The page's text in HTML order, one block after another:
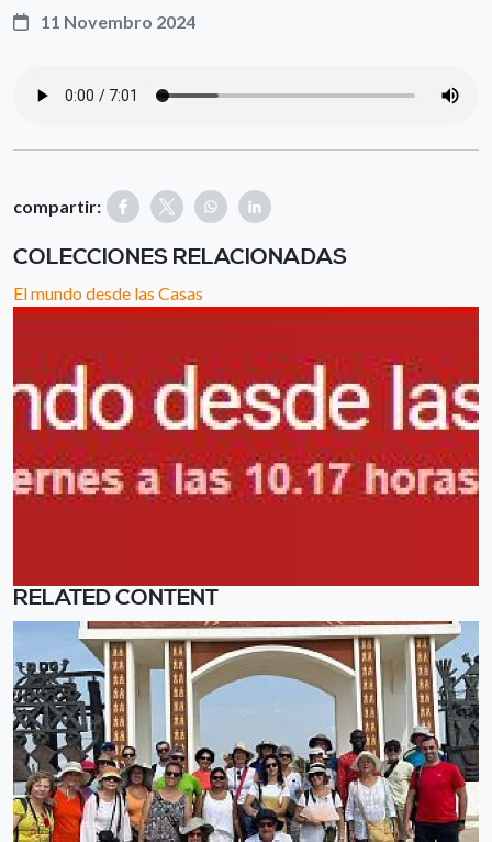
11 Novembro 2024
compartir:
COLECCIONES RELACIONADAS
El mundo desde las Casas
RELATED CONTENT